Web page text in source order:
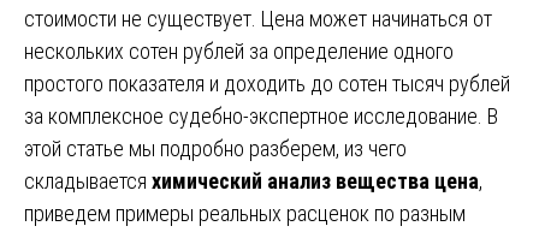
стоимости не существует. Цена может начинаться от
нескольких сотен рублей за определение одного
простого показателя и доходить до сотен тысяч рублей
за комплексное судебно-экспертное исследование. В
этой статье мы подробно разберем, из чего
складывается химический анализ вещества цена,
приведем примеры реальных расценок по разным